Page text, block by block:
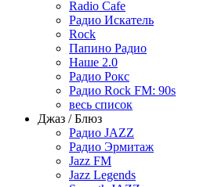
Radio Cafe
Радио Искатель
Rock
Папино Радио
Наше 2.0
Радио Рокс
Радио Rock FM: 90s
весь список
Джаз / Блюз
Радио JAZZ
Радио Эрмитаж
Jazz FM
Jazz Legends